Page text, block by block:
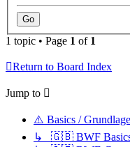
1 topic • Page 1 of 1
Return to Board Index
Jump to
⚠️ Basics /
↳ 🇬🇧 BWF